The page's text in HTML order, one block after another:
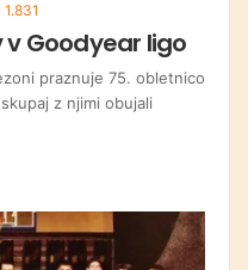
1.831
v Goodyear ligo
praznuje 75. obletnico
z njimi obujali